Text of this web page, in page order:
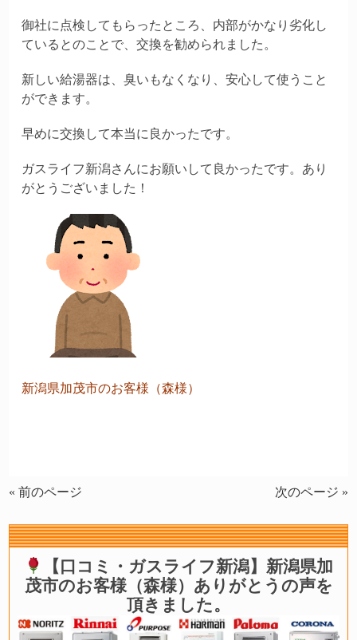
御社に点検してもらったところ、内部がかなり劣化し
ているとのことで、交換を勧められました。
新しい給湯器は、臭いもなくなり、安心して使うこと
ができます。
早めに交換して本当に良かったです。
ガスライフ新潟さんにお願いして良かったです。あり
がとうございました！
新潟県加茂市のお客様（森様）
« 前のページ 次のページ »
【口コミ・ガスライフ新潟】新潟県加
茂市のお客様（森様）ありがとうの声を
頂きました。